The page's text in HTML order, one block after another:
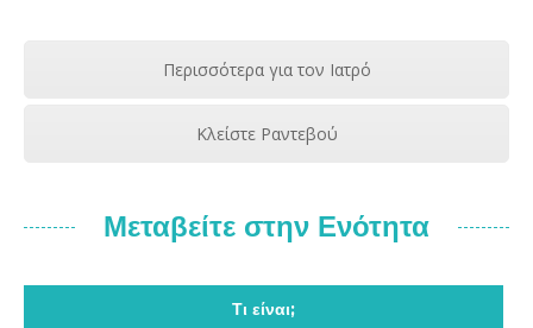
Περισσότερα για τον Ιατρό
Κλείστε Ραντεβού
Μεταβείτε στην Ενότητα
Τι είναι;